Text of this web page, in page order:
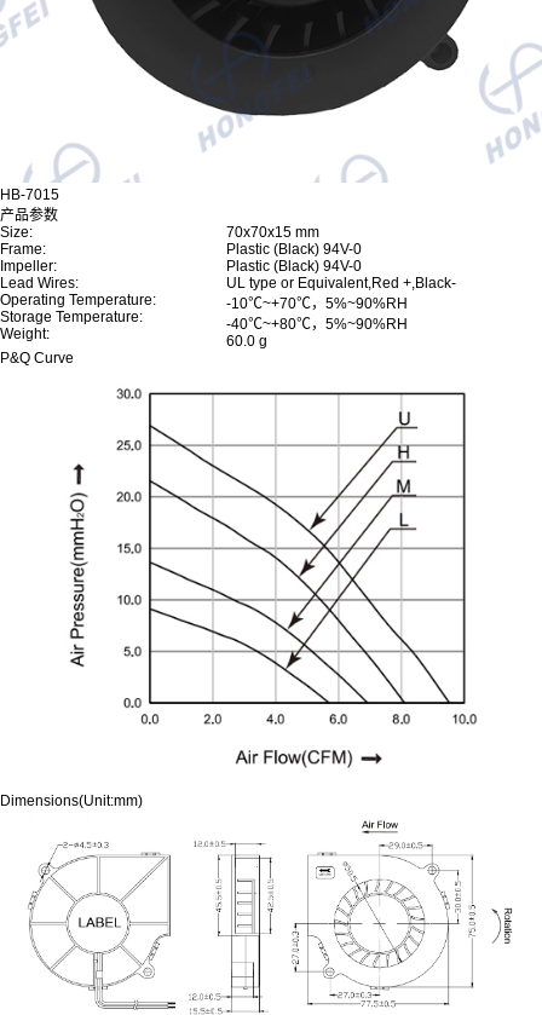
HB-7015
产品参数
Size:
Frame:
Impeller:
Lead Wires:
Operating Temperature:
Storage Temperature:
Weight:
70x70x15 mm
Plastic (Black) 94V-0
Plastic (Black) 94V-0
UL type or Equivalent,Red +,Black-
-10℃~+70℃，5%~90%RH
-40℃~+80℃，5%~90%RH
60.0 g
P&Q Curve
Dimensions(Unit:mm)